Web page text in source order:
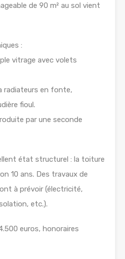
de 90 m² au sol vient
:
vitrage avec volets
radiateurs en fonte,
fioul.
par une seconde
état structurel : la toiture
10 ans. Des travaux de
à prévoir (électricité,
etc.).
euros, honoraires